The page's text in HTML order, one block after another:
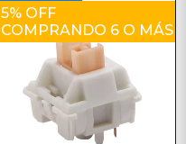
5% OFF
COMPRANDO 6 O MÁS